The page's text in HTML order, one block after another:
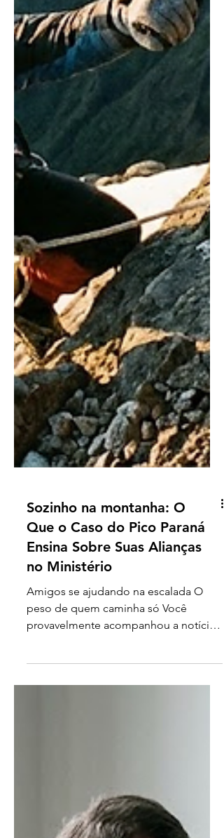
Sozinho na montanha: O
Que o Caso do Pico Paraná
Ensina Sobre Suas Alianças
no Ministério
Amigos se ajudando na escalada O
peso de quem caminha só Você
semana. Um rapaz que se perdeu no
abandono na trilha geraram um debate
intenso sobre lealdade e